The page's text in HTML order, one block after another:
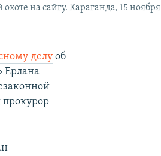
на сайгу. Караганда, 15 ноября
делу об
Ерлана
прокурор